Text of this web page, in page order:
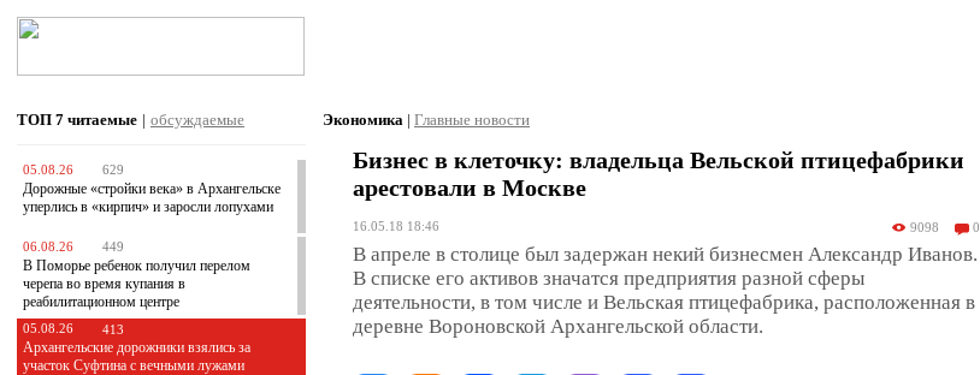
ТОП 7 читаемые | обсуждаемые
05.08.26 629
Дорожные «стройки века» в Архангельске
уперлись в «кирпич» и заросли лопухами
06.08.26 449
В Поморье ребенок получил перелом
черепа во время купания в
реабилитационном центре
05.08.26 413
Архангельские дорожники взялись за
участок Суфтина с вечными лужами
Экономика | Главные новости
Бизнес в клеточку: владельца Вельской птицефабрики
арестовали в Москве
16.05.18 18:46 9098 0
В апреле в столице был задержан некий бизнесмен Александр Иванов.
В списке его активов значатся предприятия разной сферы
деятельности, в том числе и Вельская птицефабрика, расположенная в
деревне Вороновской Архангельской области.